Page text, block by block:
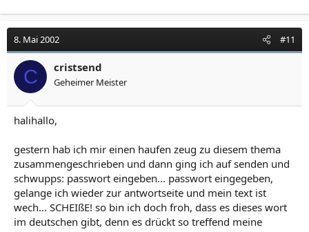
8. Mai 2002 #11
C cristsend
Geheimer Meister
halihallo,
gestern hab ich mir einen haufen zeug zu diesem thema
zusammengeschrieben und dann ging ich auf senden und
schwupps: passwort eingeben... passwort eingegeben,
gelange ich wieder zur antwortseite und mein text ist
wech... SCHEIßE! so bin ich doch froh, dass es dieses wort
im deutschen gibt, denn es drückt so treffend meine